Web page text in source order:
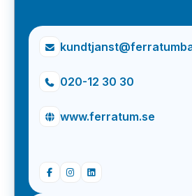
020-12 30 30
www.ferratum.se